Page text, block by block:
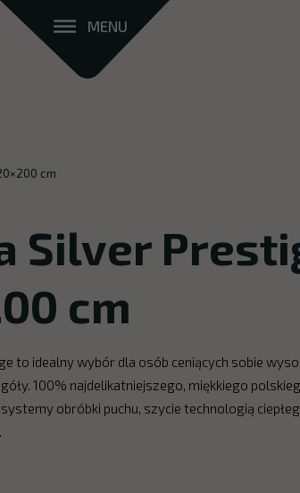
MENU
cm
Silver
cm
to idealny wybór dla osób ceniących sobie
100% najdelikatniejszego, miękkiego
obróbki puchu, szycie technologią